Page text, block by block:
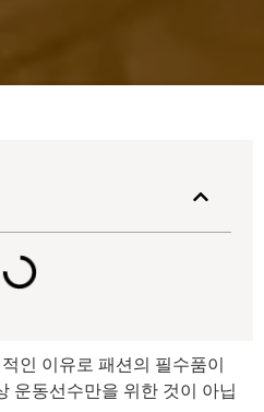
인 이유로 패션의 필수품이
운동선수만을 위한 것이 아닙